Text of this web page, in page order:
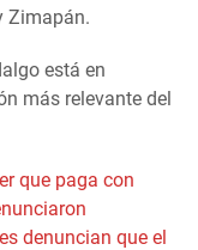
Zimapán.
está en
más relevante del
que paga con
denuncian que el